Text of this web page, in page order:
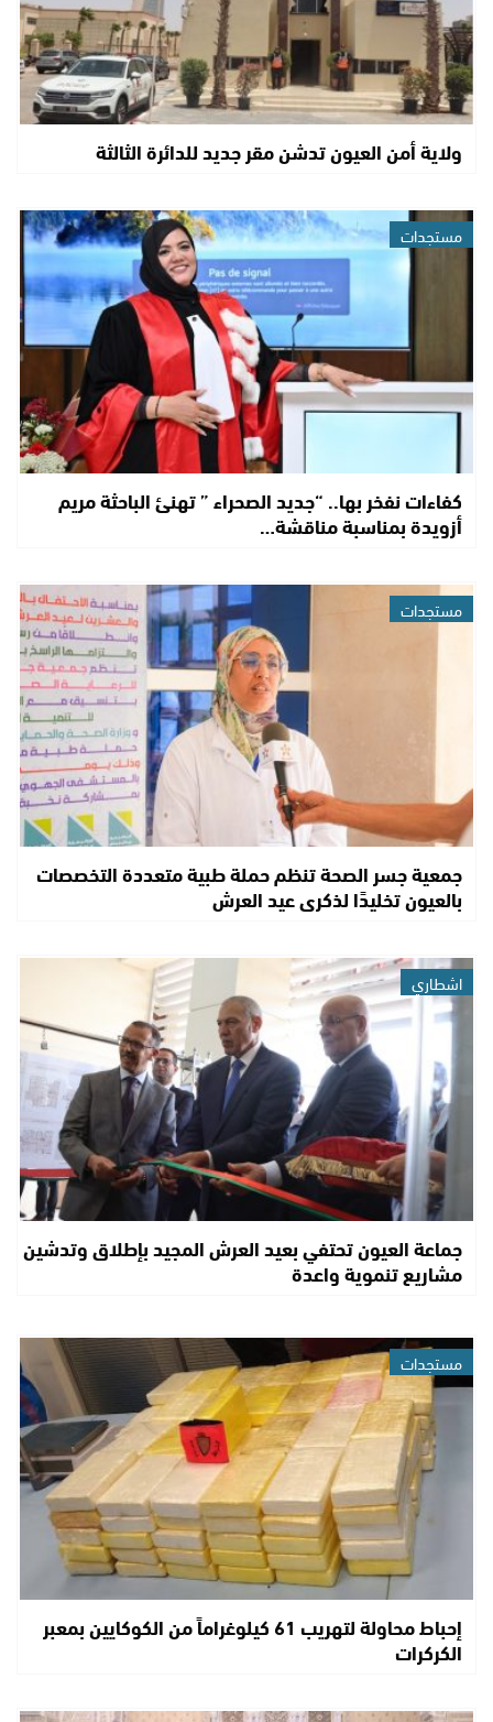
ولاية أمن العيون تدشن مقر جديد للدائرة الثالثة
مستجدات
كفاءات نفخر بها.. “جديد الصحراء ” تهنئ الباحثة مريم
أزويدة بمناسبة مناقشة…
مستجدات
جمعية جسر الصحة تنظم حملة طبية متعددة التخصصات
بالعيون تخليدًا لذكرى عيد العرش
اشطاري
جماعة العيون تحتفي بعيد العرش المجيد بإطلاق وتدشين
مشاريع تنموية واعدة
مستجدات
إحباط محاولة لتهريب 61 كيلوغراماً من الكوكايين بمعبر
الكركرات